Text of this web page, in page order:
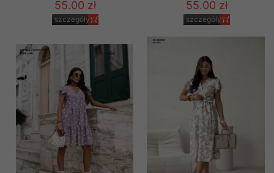
55.00 zł
szczegóły
55.00 zł
szczegóły